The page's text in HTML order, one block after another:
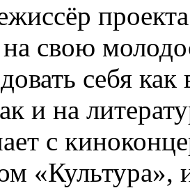
свою
себя
и на
с